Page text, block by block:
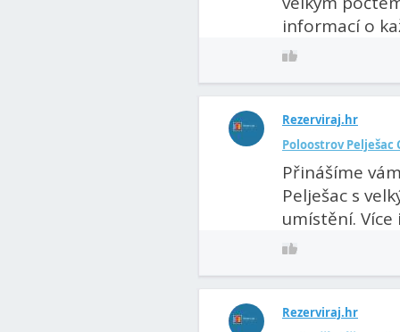
informací o
Rezerviraj.hr
Poloostrov
Přinášíme
Pelješac s
umístění. Více
Rezerviraj.hr